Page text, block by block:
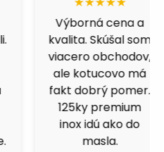
Výborná cena a
kvalita. Skúšal som
viacero obchodov,
ale kotucovo má
fakt dobrý pomer.
125ky premium
inox idú ako do
masla.